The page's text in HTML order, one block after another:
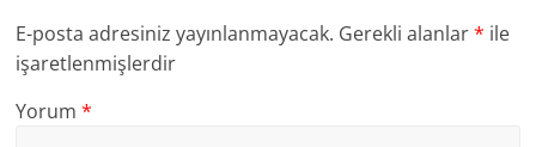
E-posta adresiniz yayınlanmayacak. Gerekli alanlar* ile
işaretlenmişlerdir
Yorum*